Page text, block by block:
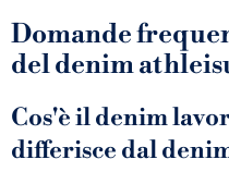
Domande
del denim
Cos'è il denim
differisce dal